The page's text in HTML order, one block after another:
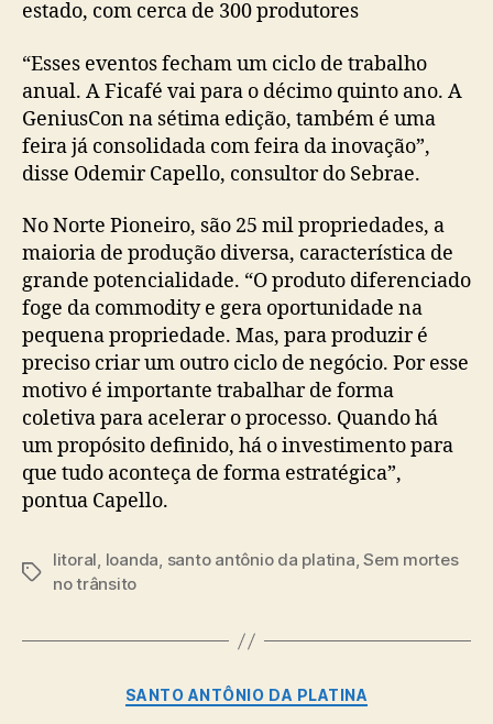
estado, com cerca de 300 produtores
“Esses eventos fecham um ciclo de trabalho
anual. A Ficafé vai para o décimo quinto ano. A
GeniusCon na sétima edição, também é uma
feira já consolidada com feira da inovação”,
disse Odemir Capello, consultor do Sebrae.
No Norte Pioneiro, são 25 mil propriedades, a
maioria de produção diversa, característica de
grande potencialidade. “O produto diferenciado
foge da commodity e gera oportunidade na
pequena propriedade. Mas, para produzir é
preciso criar um outro ciclo de negócio. Por esse
motivo é importante trabalhar de forma
coletiva para acelerar o processo. Quando há
um propósito definido, há o investimento para
que tudo aconteça de forma estratégica”,
pontua Capello.
Tags
litoral, loanda, santo antônio da platina,Sem mortes
no trânsito
Categorias
SANTO ANTÔNIO DA PLATINA